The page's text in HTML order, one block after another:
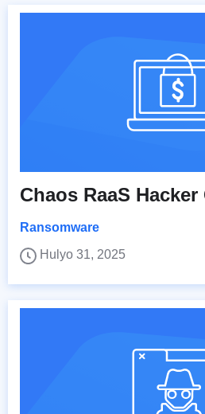
Chaos RaaS
Ransomware
Hulyo 31, 2025